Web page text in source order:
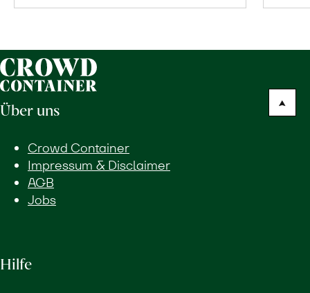
Über uns
Crowd Container
Impressum & Disclaimer
AGB
Jobs
Hilfe